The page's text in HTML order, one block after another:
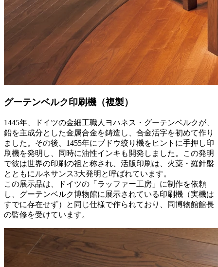
グーテンベルク印刷機（複製）
1445年、ドイツの金細工職人ヨハネス・グーテンベルクが、
鉛を主成分とした金属合金を鋳造し、合金活字を初めて作り
ました。その後、1455年にブドウ絞り機をヒントに手押し印
刷機を発明し、同時に油性インキも開発しました。この発明
で彼は世界の印刷の祖と称され、活版印刷は、火薬・羅針盤
とともにルネサンス3大発明と呼ばれています。
この展示品は、ドイツの「ラッファー工房」に制作を依頼
し、グーテンベルク博物館に展示されている印刷機（実機は
すでに存在せず）と同じ仕様で作られており、同博物館館長
の監修を受けています。